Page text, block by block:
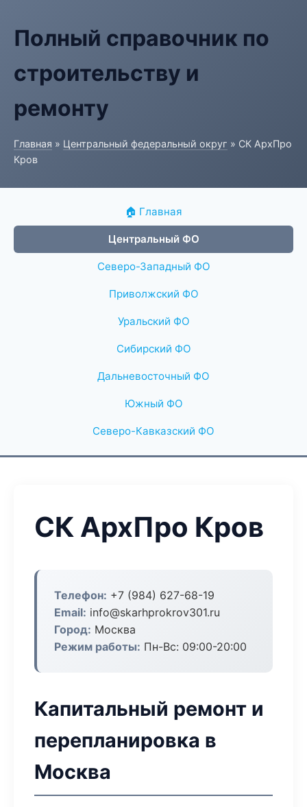
Полный справочник по
строительству и
ремонту
Главная » Центральный федеральный округ » СК АрхПро
Кров
🏠 Главная
Центральный ФО
Северо-Западный ФО
Приволжский ФО
Уральский ФО
Сибирский ФО
Дальневосточный ФО
Южный ФО
Северо-Кавказский ФО
СК АрхПро Кров
Телефон: +7 (984) 627-68-19
Email: info@skarhprokrov301.ru
Город: Москва
Режим работы: Пн-Вс: 09:00-20:00
Капитальный ремонт и
перепланировка в
Москва